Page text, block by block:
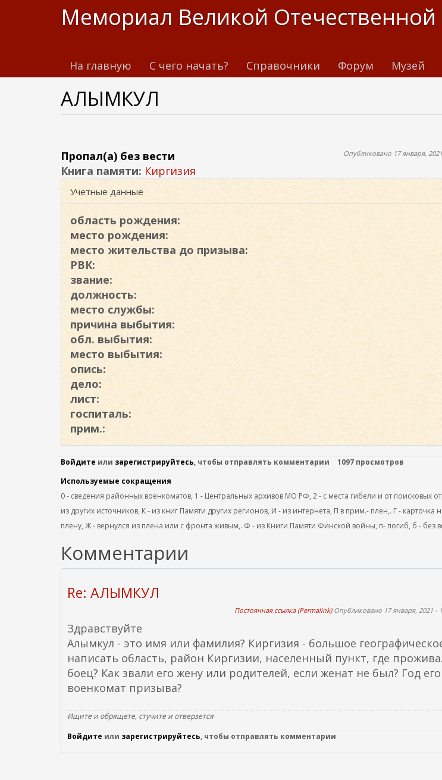
т
Мемориал Великой
На главную С чего начать? Справочники Форум Музей
АЛЫМКУЛ
Опубликовано 17 января,
Пропал(а) без вести
Книга памяти: Киргизия
Учетные данные
область рождения:
место рождения:
место жительства до призыва:
РВК:
звание:
должность:
место службы:
причина выбытия:
обл. выбытия:
место выбытия:
опись:
дело:
лист:
госпиталь:
прим.:
Войдите или зарегистрируйтесь, чтобы отправлять комментарии
1097 просмотров
Используемые сокращения
0 - сведения районных военкоматов, 1 - Центральных архивов МО РФ, 2 - с места гибели и от поисковых
из других источников, К - из книг Памяти других регионов, И - из интернета, П в прим.- плен,. Г -
плену, Ж - вернулся из плена или с фронта живым,. Ф - из Книги Памяти Финской войны, п- погиб, б - без
Комментарии
Re: АЛЫМКУЛ
Постоянная ссылка (Permalink)Опубликовано 17 января, 2021 -
Здравствуйте
Алымкул - это имя или фамилия? Киргизия - большое
написать область, район Киргизии, населенный пункт, где
боец? Как звали его жену или родителей, если женат не был? Год
военкомат призыва?
Ищите и обрящете, стучите и отверзется
Войдите или зарегистрируйтесь, чтобы отправлять комментарии